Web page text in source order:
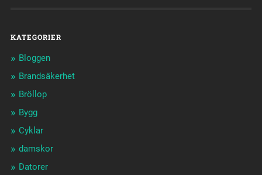
KATEGORIER
Bloggen
Brandsäkerhet
Bröllop
Bygg
Cyklar
damskor
Datorer